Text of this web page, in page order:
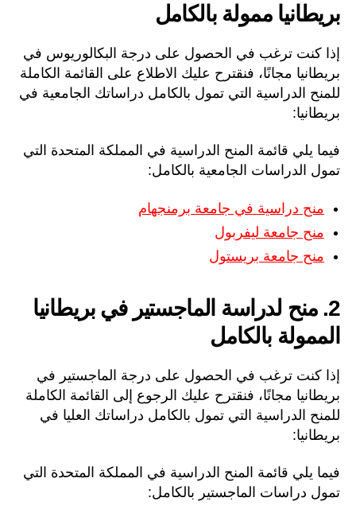
بريطانيا ممولة بالكامل
إذا كنت ترغب في الحصول على درجة البكالوريوس في
بريطانيا مجانًا، فنقترح عليك الاطلاع على القائمة الكاملة
للمنح الدراسية التي تمول بالكامل دراساتك الجامعية في
بريطانيا:
فيما يلي قائمة المنح الدراسية في المملكة المتحدة التي
تمول الدراسات الجامعية بالكامل:
منح دراسية في جامعة برمنجهام
منح جامعة ليفربول
منح جامعة بريستول
2. منح لدراسة الماجستير في بريطانيا
الممولة بالكامل
إذا كنت ترغب في الحصول على درجة الماجستير في
بريطانيا مجانًا، فنقترح عليك الرجوع إلى القائمة الكاملة
للمنح الدراسية التي تمول بالكامل دراساتك العليا في
بريطانيا:
فيما يلي قائمة المنح الدراسية في المملكة المتحدة التي
تمول دراسات الماجستير بالكامل: